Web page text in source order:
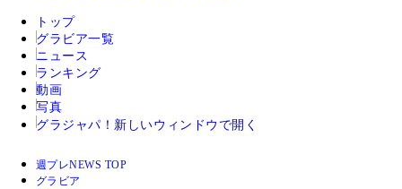
トップ
グラビア一覧
ニュース
ランキング
動画
写真
グラジャパ！ 新しいウィンドウで開く
週プレNEWS TOP
グラビア